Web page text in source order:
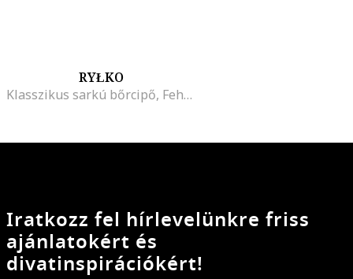
RYŁKO
Klasszikus sarkú bőrcipő, Fehér
Iratkozz fel hírlevelünkre friss
ajánlatokért és
divatinspirációkért!